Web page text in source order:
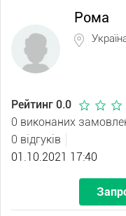
Рома
Рейтинг 0.0
0 виконаних
0 відгуків
01.10.2021 17:40